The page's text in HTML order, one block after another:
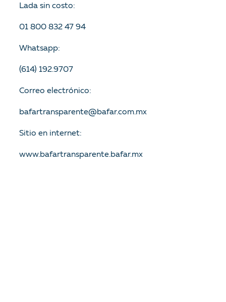
Lada sin costo:
01 800 832 47 94
Whatsapp:
(614) 192.9707
Correo electrónico:
bafartransparente@bafar.com.mx
Sitio en internet:
www.bafartransparente.bafar.mx